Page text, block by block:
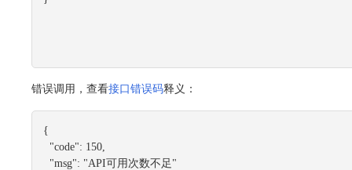
错误调用，查看接口错误码释义：
{
"code": 150,
"msg": "API可用次数不足"